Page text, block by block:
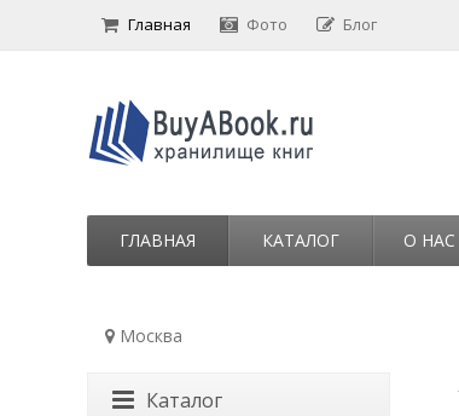
Главная Фото Блог
ГЛАВНАЯ КАТАЛОГ О НАС
Москва
Каталог